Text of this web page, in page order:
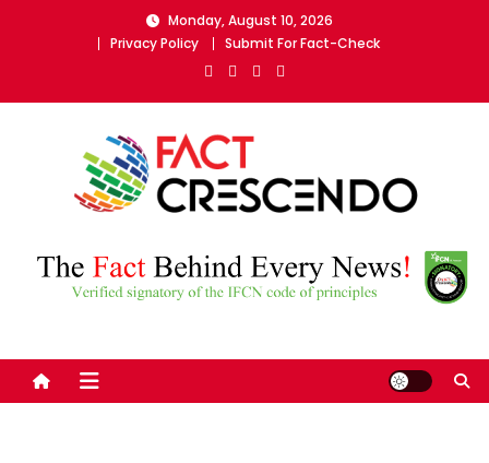
Monday, August 10, 2026
Privacy Policy
Submit For Fact-Check
Fact Crescendo Myanmar